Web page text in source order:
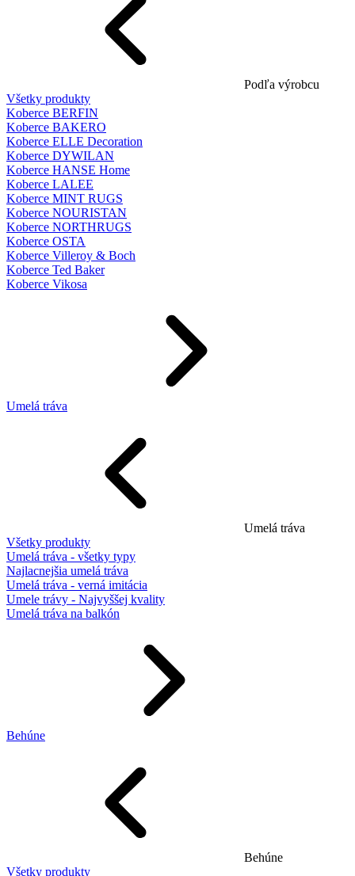
Podľa výrobcu
Všetky produkty
Koberce BERFIN
Koberce BAKERO
Koberce ELLE Decoration
Koberce DYWILAN
Koberce HANSE Home
Koberce LALEE
Koberce MINT RUGS
Koberce NOURISTAN
Koberce NORTHRUGS
Koberce OSTA
Koberce Villeroy & Boch
Koberce Ted Baker
Koberce Vikosa
Umelá tráva
Umelá tráva
Všetky produkty
Umelá tráva - všetky typy
Najlacnejšia umelá tráva
Umelá tráva - verná imitácia
Umele trávy - Najvyššej kvality
Umelá tráva na balkón
Behúne
Behúne
Všetky produkty